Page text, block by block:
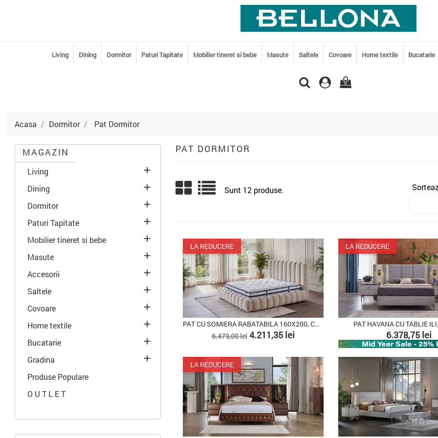
Living Dining Dormitor Paturi Tapitate Mobilier tineret si bebe Masute Saltele Covoare Home textile Bucatarie
0
Acasa Dormitor Pat Dormitor
MAGAZIN
Living 
Dining 
Dormitor 
Paturi Tapitate 
Mobilier tineret si bebe 
Masute 
Accesorii 
Saltele 
Covoare 
Home textile 
Bucatarie 
Gradina 
Produse Populare
O U T L E T
PAT DORMITOR
Sunt 12 produse.
LA REDUCERE
PAT CU SOMIERA RABATABILA 160X200, COZY
Pret
baza
6.479,00 lei Pret
4.211,35 lei
LA REDUCERE
PAT HAVANA CU TABLIE
Pret
6.378,75 lei
LA REDUCERE
PACHET